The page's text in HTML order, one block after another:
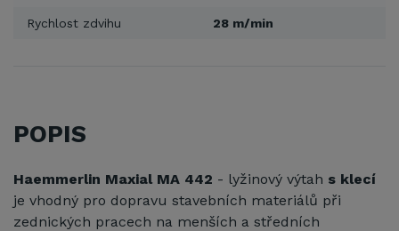
Rychlost zdvihu 28 m/min
POPIS
Haemmerlin Maxial MA 442 - lyžinový výtah s klecí
je vhodný pro dopravu stavebních materiálů při
zednických pracech na menších a středních